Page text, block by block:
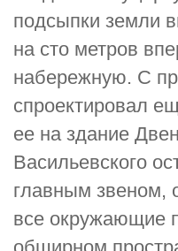
подсыпки земли
на сто метров
набережную. С
спроектировал
ее на здание
Васильевского
главным
все окружающие